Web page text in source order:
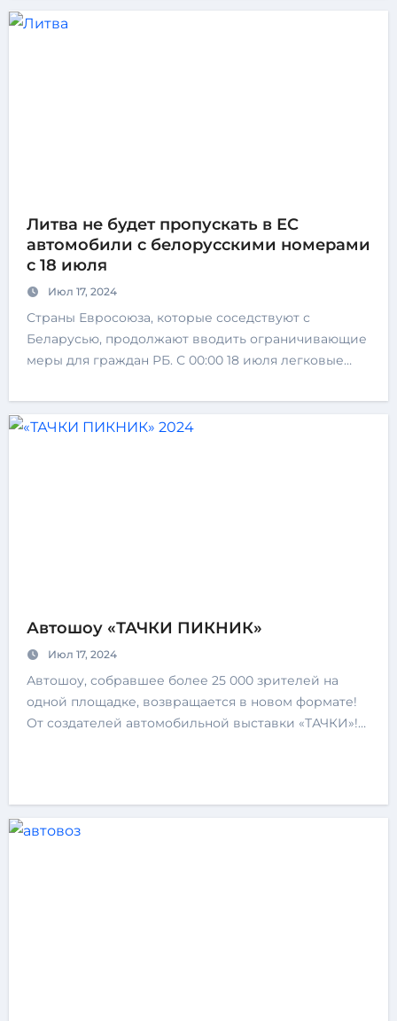
Литва не будет пропускать в ЕС
автомобили с белорусскими номерами
с 18 июля
Июл 17, 2024
Страны Евросоюза, которые соседствуют с
Беларусью, продолжают вводить ограничивающие
меры для граждан РБ. С 00:00 18 июля легковые…
Автошоу «ТАЧКИ ПИКНИК»
Июл 17, 2024
Автошоу, собравшее более 25 000 зрителей на
одной площадке, возвращается в новом формате!
От создателей автомобильной выставки «ТАЧКИ»!…